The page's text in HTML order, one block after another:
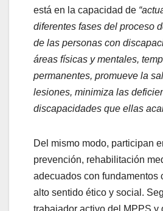
está en la capacidad de
diferentes fases del proceso
de las personas con
áreas físicas y mentales,
permanentes, promueve la
lesiones, minimiza las
discapacidades que ellas
Del mismo modo, participan
prevención, rehabilitación
adecuados con fundamentos
alto sentido ético y social.
trabajador activo del MPPS y